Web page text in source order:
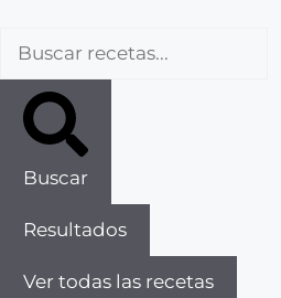
Buscar
Resultados
Ver todas las recetas